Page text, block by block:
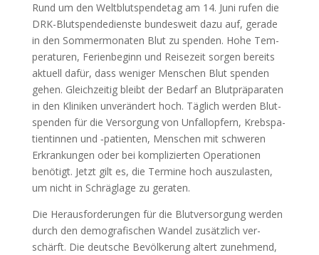
Rund um den Welt­blut­spen­de­tag am 14. Juni rufen die
DRK-Blut­spen­de­diens­te bun­des­weit dazu auf, gera­de
in den Som­mer­mo­na­ten Blut zu spen­den. Hohe Tem­
pe­ra­tu­ren, Feri­en­be­ginn und Rei­se­zeit sor­gen bereits
aktu­ell dafür, dass weni­ger Men­schen Blut spen­den
gehen. Gleich­zei­tig bleibt der Bedarf an Blut­prä­pa­ra­ten
in den Kli­ni­ken unver­än­dert hoch. Täg­lich wer­den Blut­
spen­den für die Ver­sor­gung von Unfall­op­fern, Krebs­pa­
ti­en­tin­nen und ‑pati­en­ten, Men­schen mit schwe­ren
Erkran­kun­gen oder bei kom­pli­zier­ten Ope­ra­tio­nen
benö­tigt. Jetzt gilt es, die Ter­mi­ne hoch aus­zu­las­ten,
um nicht in Schräg­la­ge zu gera­ten.
Die Her­aus­for­de­run­gen für die Blut­ver­sor­gung wer­den
durch den demo­gra­fi­schen Wan­del zusätz­lich ver­
schärft. Die deut­sche Bevöl­ke­rung altert zuneh­mend,